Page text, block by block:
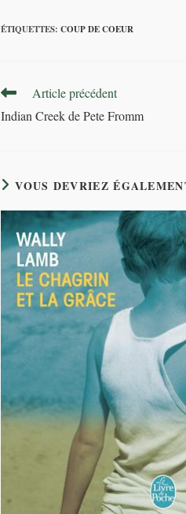
ÉTIQUETTES: COUP DE COEUR
Read
articles
Article précédent
Indian Creek de Pete Fromm
VOUS DEVRIEZ